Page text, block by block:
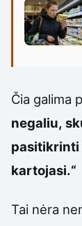
Čia galima
negaliu,
pasitikrinti
kartojasi.“
Tai nėra